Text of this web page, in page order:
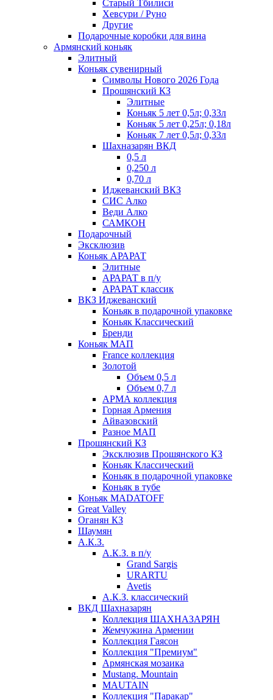
Старый Тбилиси
Хевсури / Руно
Другие
Подарочные коробки для вина
Армянский коньяк
Элитный
Коньяк сувенирный
Символы Нового 2026 Года
Прошянский КЗ
Элитные
Коньяк 5 лет 0,5л; 0,33л
Коньяк 5 лет 0,25л; 0,18л
Коньяк 7 лет 0,5л; 0,33л
Шахназарян ВКД
0,5 л
0,250 л
0,70 л
Иджеванский ВКЗ
СИС Алко
Веди Алко
САМКОН
Подарочный
Эксклюзив
Коньяк АРАРАТ
Элитные
АРАРАТ в п/у
АРАРАТ классик
ВКЗ Иджеванский
Коньяк в подарочной упаковке
Коньяк Классический
Бренди
Коньяк МАП
France коллекция
Золотой
Объем 0,5 л
Объем 0,7 л
АРМА коллекция
Горная Армения
Айвазовский
Разное МАП
Прошянский КЗ
Эксклюзив Прошянского КЗ
Коньяк Классический
Коньяк в подарочной упаковке
Коньяк в тубе
Коньяк MADATOFF
Great Valley
Оганян КЗ
Шаумян
А.К.З.
А.К.З. в п/у
Grand Sargis
URARTU
Avetis
А.К.З. классический
ВКД Шахназарян
Коллекция ШАХНАЗАРЯН
Жемчужина Армении
Коллекция Гаясон
Коллекция "Премиум"
Армянская мозаика
Mustang. Mountain
MAUTAIN
Коллекция "Паракар"